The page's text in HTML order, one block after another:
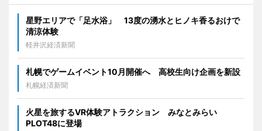
星野エリアで「足水浴」 13度の湧水とヒノキ香るおけで
清涼体験
軽井沢経済新聞
札幌でゲームイベント10月開催へ 高校生向け企画を新設
札幌経済新聞
火星を旅するVR体験アトラクション みなとみらい
PLOT48に登場